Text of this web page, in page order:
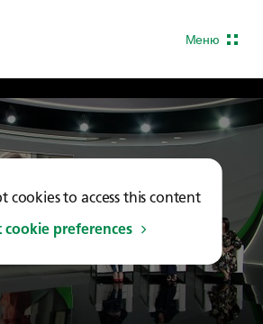
Меню
cookies to access this content
cookie preferences